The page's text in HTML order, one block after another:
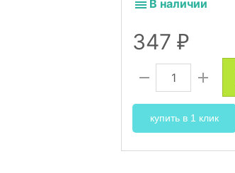
В наличии
347 ₽
купить в 1 клик